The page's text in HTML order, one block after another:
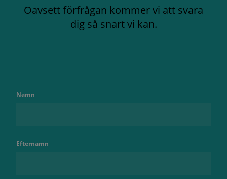
Oavsett förfrågan kommer vi att svara
dig så snart vi kan.
Namn
Efternamn